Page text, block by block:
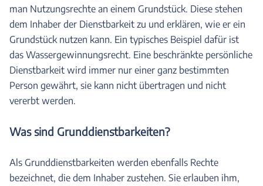
man Nutzungsrechte an einem Grundstück. Diese stehen
dem Inhaber der Dienstbarkeit zu und erklären, wie er ein
Grundstück nutzen kann. Ein typisches Beispiel dafür ist
das Wassergewinnungsrecht. Eine beschränkte persönliche
Dienstbarkeit wird immer nur einer ganz bestimmten
Person gewährt, sie kann nicht übertragen und nicht
vererbt werden.
Was sind Grunddienstbarkeiten?
Als Grunddienstbarkeiten werden ebenfalls Rechte
bezeichnet, die dem Inhaber zustehen. Sie erlauben ihm,